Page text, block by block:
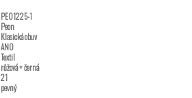
PEO1225-1
Peon
Klasická obuv
ANO
Textil
růžová + černá
21
pevný